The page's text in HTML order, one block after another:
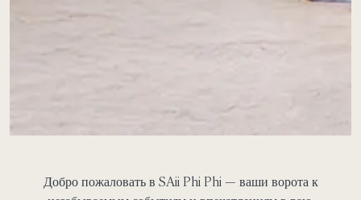
Добро пожаловать в SAii Phi Phi — ваши ворота к